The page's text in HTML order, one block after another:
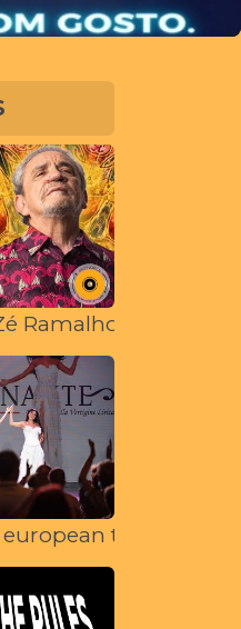
Ramalho | Especial
tour 2022